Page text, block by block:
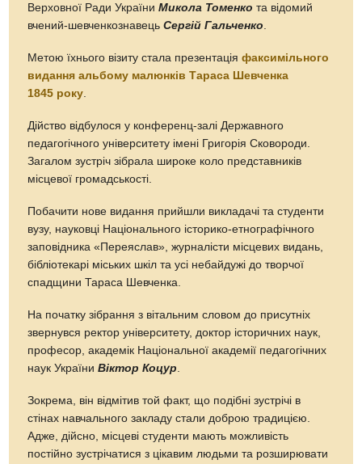
Верховної Ради УкраїниМикола Томенко та відомий
вчений-шевченкознавецьСергій Гальченко
Метою їхнього візиту стала презентаціяфаксимільного
видання альбому малюнків Тараса Шевченка
1845 року
Дійство відбулося у конференц-залі Державного
педагогічного університету імені Григорія Сковороди.
Загалом зустріч зібрала широке коло представників
місцевої громадськості.
Побачити нове видання прийшли викладачі та студенти
вузу, науковці Національного історико-етнографічного
заповідника «Переяслав», журналісти місцевих видань,
бібліотекарі міських шкіл та усі небайдужі до творчої
спадщини Тараса Шевченка.
На початку зібрання з вітальним словом до присутніх
звернувся ректор університету, доктор історичних наук,
професор, академік Національної академії педагогічних
наук УкраїниВіктор Коцур
Зокрема, він відмітив той факт, що подібні зустрічі в
стінах навчального закладу стали доброю традицією.
Адже, дійсно, місцеві студенти мають можливість
постійно зустрічатися з цікавим людьми та розширювати